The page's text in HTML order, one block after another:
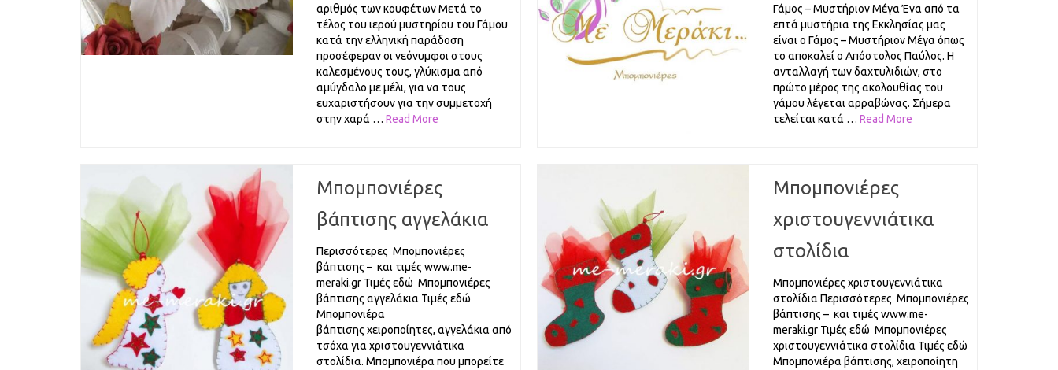
αριθμός των κουφέτων Μετά το
τέλος του ιερού μυστηρίου του Γάμου
κατά την ελληνική παράδοση
προσέφεραν οι νεόνυμφοι στους
καλεσμένους τους, γλύκισμα από
αμύγδαλο με μέλι, για να τους
ευχαριστήσουν για την συμμετοχή
στην χαρά … Read More
Γάμος – Μυστήριον Μέγα Ένα από τα
επτά μυστήρια της Εκκλησίας μας
είναι ο Γάμος – Μυστήριον Μέγα όπως
το αποκαλεί ο Απόστολος Παύλος. Η
ανταλλαγή των δαχτυλιδιών, στο
πρώτο μέρος της ακολουθίας του
γάμου λέγεται αρραβώνας. Σήμερα
τελείται κατά … Read More
Μπομπονιέρες
βάπτισης αγγελάκια
Περισσότερες Μπομπονιέρες
βάπτισης – και τιμές www.me-
meraki.gr Τιμές εδώ Μπομπονιέρες
βάπτισης αγγελάκια Τιμές εδώ
Μπομπονιέρα
βάπτισης χειροποίητες, αγγελάκια από
τσόχα για χριστουγεννιάτικα
στολίδια. Μπομπονιέρα που μπορείτε
Μπομπονιέρες
χριστουγεννιάτικα
στολίδια
Μπομπονιέρες χριστουγεννιάτικα
στολίδια Περισσότερες Μπομπονιέρες
βάπτισης – και τιμές www.me-
meraki.gr Τιμές εδώ Μπομπονιέρες
χριστουγεννιάτικα στολίδια Τιμές εδώ
Μπομπονιέρα βάπτισης, χειροποίητη